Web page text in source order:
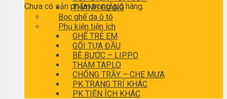
Chưa có sản phẩm trong giỏ hàng.
THANH GIẰNG
Bọc ghế da ô tô
Phụ kiện tiện ích
GHẾ TRẺ EM
GỐI TỰA ĐẦU
BỆ BƯỚC – LIPPO
THẢM TAPLO
CHỐNG TRẦY – CHE MƯA
PK TRANG TRÍ KHÁC
PK TIỆN ÍCH KHÁC